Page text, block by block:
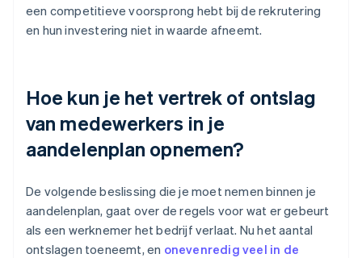
een competitieve voorsprong hebt bij de rekrutering
en hun investering niet in waarde afneemt.
Hoe kun je het vertrek of ontslag
van medewerkers in je
aandelenplan opnemen?
De volgende beslissing die je moet nemen binnen je
aandelenplan, gaat over de regels voor wat er gebeurt
als een werknemer het bedrijf verlaat. Nu het aantal
ontslagen toeneemt, en onevenredig veel in de